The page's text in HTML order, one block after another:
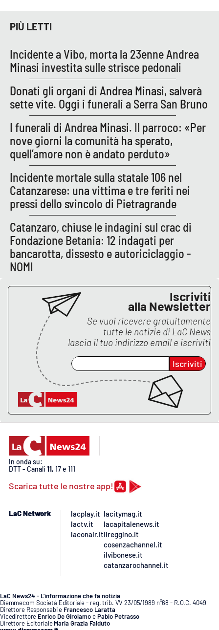
Catanzaro
Crotone
Vibo Valentia
Reggio Calabria
Cosenza
Lamezia Terme
PROGETTI
SPECIALI
Buona Sanità Calabria
LA
CALABRIAVISIONE
Storie
NETWORK
Lacplay.it
Lactv.it
Laconair.it
Lacitymag.it
Lacapitalenews.it
Catanzarochannel.it
PIÙ LETTI
Incidente a Vibo, morta la 23enne Andrea
Minasi investita sulle strisce pedonali
Donati gli organi di Andrea Minasi, salverà
sette vite. Oggi i funerali a Serra San Bruno
I funerali di Andrea Minasi. Il parroco: «Per
nove giorni la comunità ha sperato,
quell’amore non è andato perduto»
Incidente mortale sulla statale 106 nel
Catanzarese: una vittima e tre feriti nei
pressi dello svincolo di Pietragrande
Catanzaro, chiuse le indagini sul crac di
Fondazione Betania: 12 indagati per
bancarotta, dissesto e autoriciclaggio -
NOMI
Iscriviti
alla Newsletter
Se vuoi ricevere gratuitamente
tutte le notizie di LaC News
lascia il tuo indirizzo email e iscriviti
Iscriviti
In onda su:
DTT - Canali 11, 17 e 111
Scarica tutte le nostre app!
LaC Network
lacplay.it
lactv.it
laconair.it
lacitymag.it
lacapitalenews.it
ilreggino.it
cosenzachannel.it
ilvibonese.it
catanzarochannel.it
LaC News24 - L’informazione che fa notizia
Diemmecom Società Editoriale - reg. trib. VV 23/05/1989 n°68 - R.O.C. 4049
Direttore Responsabile Francesco Laratta
Vicedirettore Enrico De GirolamoePablo Petrasso
Direttore Editoriale Maria Grazia Falduto